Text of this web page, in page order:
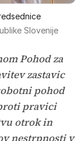
Slovenije
Pohod za
zastavic
pohod
pravici
otrok in
nestrpnosti v